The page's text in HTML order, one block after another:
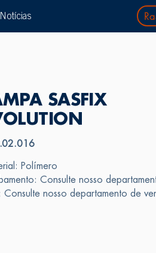
Notícias
SASFIX
Polímero
Consulte nosso
Consulte nosso departamento de